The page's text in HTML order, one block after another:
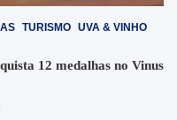
TURISMO UVA & VINHO
12 medalhas no Vinus